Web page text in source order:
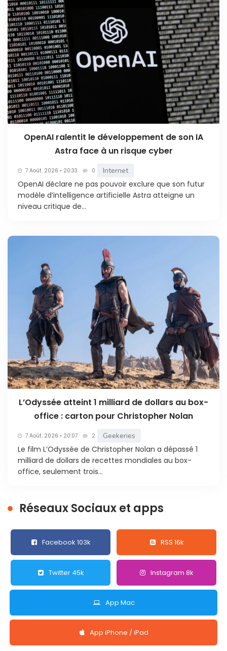
OpenAI ralentit le développement de son IA
Astra face à un risque cyber
7 Août. 2026 • 20:33 0 Internet
OpenAI déclare ne pas pouvoir exclure que son futur
modèle d’intelligence artificielle Astra atteigne un
niveau critique de...
L’Odyssée atteint 1 milliard de dollars au box-
office : carton pour Christopher Nolan
7 Août. 2026 • 20:07 2 Geekeries
Le film L’Odyssée de Christopher Nolan a dépassé 1
milliard de dollars de recettes mondiales au box-
office, seulement trois...
Réseaux Sociaux et apps
Facebook 103k RSS 16k
Twitter 45k Instagram 8k
App Mac
App iPhone / iPad